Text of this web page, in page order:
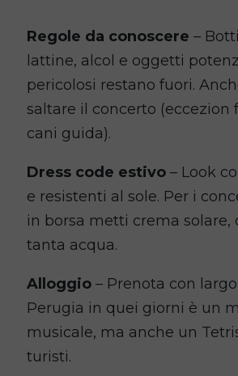
Regole da conoscere –
lattine, alcol e oggetti
pericolosi restano fuori.
saltare il concerto (eccezion
cani guida).
Dress code estivo – Look
e resistenti al sole. Per i
in borsa metti crema solare,
tanta acqua.
Alloggio – Prenota con
Perugia in quei giorni è un
musicale, ma anche un
turisti.